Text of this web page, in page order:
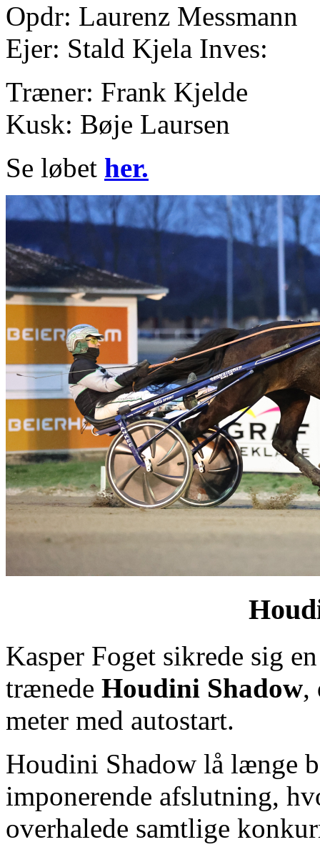
Opdr: Laurenz Messmann
Ejer: Stald Kjela Inves:
Træner: Frank Kjelde
Kusk: Bøje Laursen
Se løbet her.
Kasper Foget sikrede sig
trænede Houdini Shadow,
meter med autostart.
Houdini Shadow lå længe
imponerende afslutning,
overhalede samtlige